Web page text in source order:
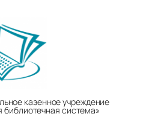
казенное учреждение
библиотечная система»